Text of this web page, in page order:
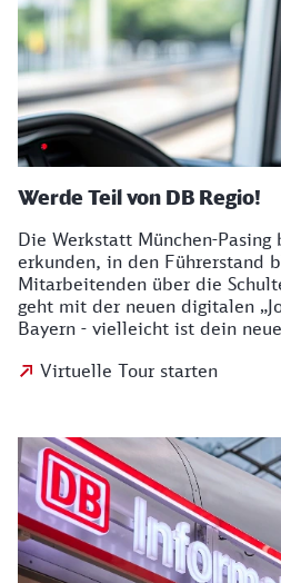
Werde Teil von DB Regio!
Die Werkstatt München-Pasing
erkunden, in den Führerstand
Mitarbeitenden über die
geht mit der neuen digitalen
Bayern - vielleicht ist dein
Virtuelle Tour starten